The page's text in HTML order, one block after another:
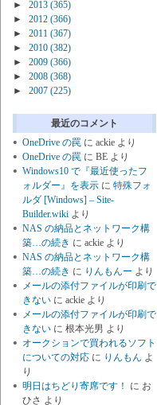
► 2013 (365)
►
2012 (366)
►
2011 (367)
►
2010 (382)
►
2009 (366)
►
2008 (368)
►
2007 (225)
最近のコメント
OneDrive の罠 に ackie より
OneDrive の罠 に BE より
Windows10 で『最近使ったフ
ォルダー』を表示 に 特殊フォ
ルダ [Windows] – Site-
Builder.wiki より
NAS の納品とネットワーク構
築…の続き に ackie より
NAS の納品とネットワーク構
築…の続き に りんもんー より
メールの添付ファイルが印刷で
きない に ackie より
メールの添付ファイルが印刷で
きない に 根本光男 より
オークションで買われるソフト
についての対応 に りんもん よ
り
明日はちどり寄席です！
に お
ひさ より